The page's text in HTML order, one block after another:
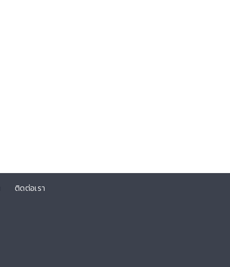
ติดต่อเรา